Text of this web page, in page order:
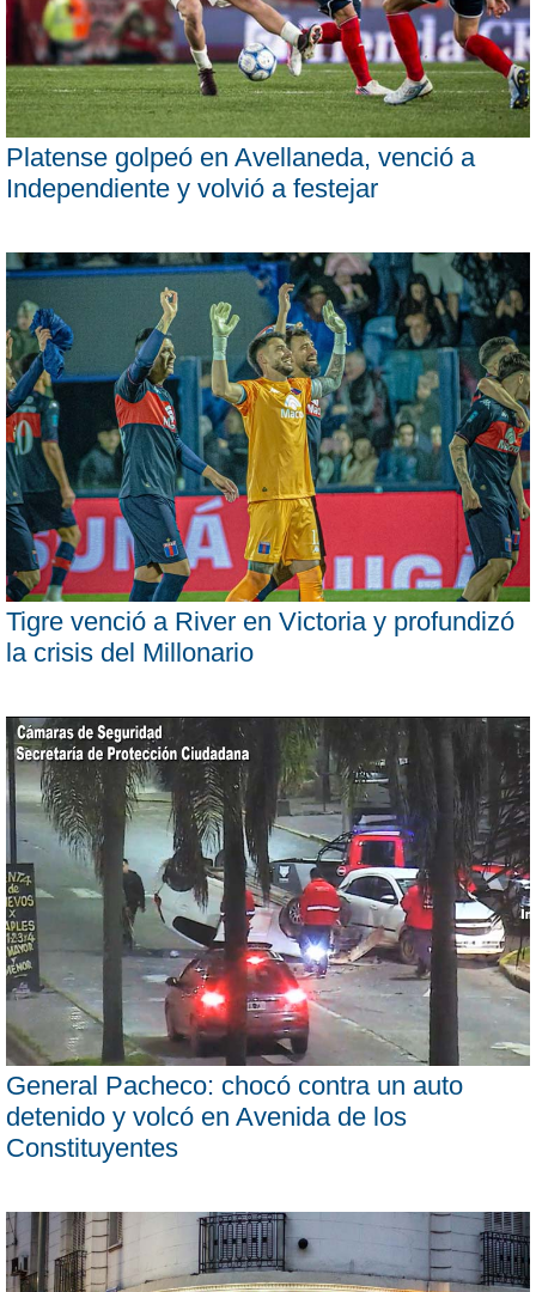
Platense golpeó en Avellaneda, venció a
Independiente y volvió a festejar
Tigre venció a River en Victoria y profundizó
la crisis del Millonario
General Pacheco: chocó contra un auto
detenido y volcó en Avenida de los
Constituyentes